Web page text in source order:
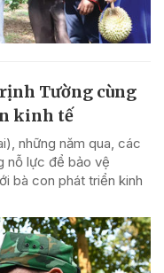
Tường cùng
kinh tế
những năm qua, các
nỗ lực để bảo vệ
bà con phát triển kinh